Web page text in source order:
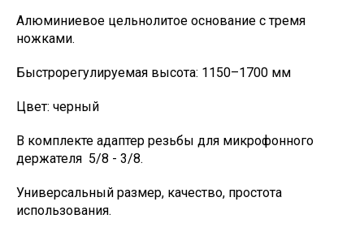
Алюминиевое цельнолитое основание с тремя
ножками.
Быстрорегулируемая высота: 1150–1700 мм
Цвет: черный
В комплекте адаптер резьбы для микрофонного
держателя 5/8 - 3/8.
Универсальный размер, качество, простота
использования.